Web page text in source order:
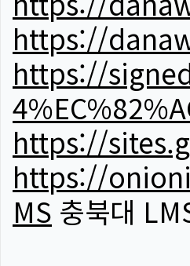
https://
https://
https://
https://
MS 충북대